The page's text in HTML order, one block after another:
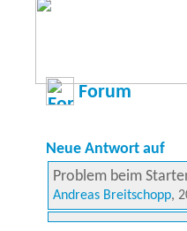
Forum
Neue Antwort auf
Problem beim
Andreas Breitschopp,